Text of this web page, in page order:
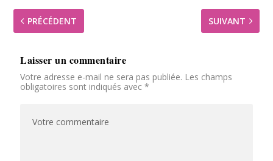
PRÉCÉDENT SUIVANT
Laisser un commentaire
Votre adresse e-mail ne sera pas publiée. Les champs
obligatoires sont indiqués avec*